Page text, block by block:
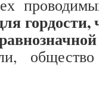
гордости,